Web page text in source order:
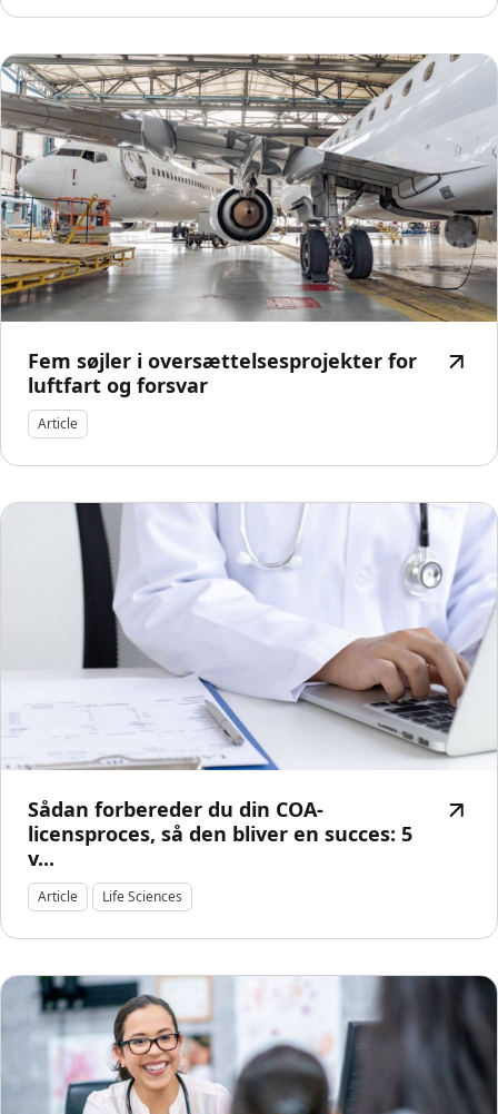
Fem søjler i oversættelsesprojekter for
luftfart og forsvar
Article
Sådan forbereder du din COA-
licensproces, så den bliver en succes: 5
v...
Article Life Sciences